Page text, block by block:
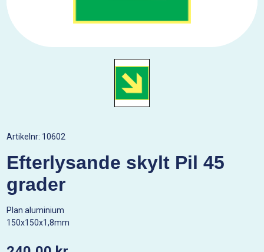
Artikelnr: 10602
Efterlysande skylt Pil 45
grader
Plan aluminium
150x150x1,8mm